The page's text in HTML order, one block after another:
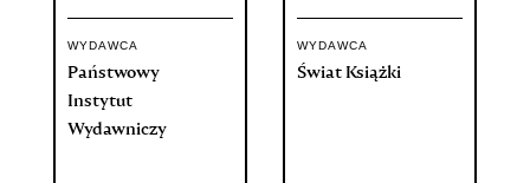
WYDAWCA
Państwowy
Instytut
Wydawniczy
WYDAWCA
Świat Książki